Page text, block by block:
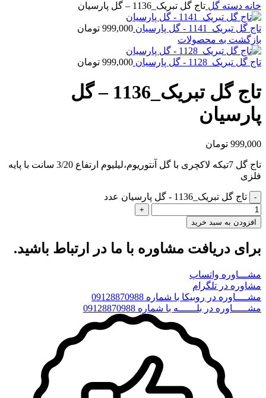
خانه دسته گل تاج گل تبریک_1136 – گل پارسیان
تاج گل تبریک_1141 - گل پارسیان 999,000 تومان
بازگشت به محصولات
تاج گل تبریک_1128 - گل پارسیان 999,000 تومان
تاج گل تبریک_1136 – گل
پارسیان
999,000 تومان
تاج گل 7تیکه لاکچری با گل آنتوریوم،لیلیوم ارتفاع 3/20 سانت با پایه
فلزی
تاج گل تبریک_1136 - گل پارسیان عدد
افزودن به سبد خرید
برای دریافت مشاوره با ما در ارتباط باشید.
مشـــاوره واتساپ
مشاوره در تلگرام
مشــــاوره در روبیکا با شماره 09128870988
مشـــــاوره در بلــــــه با شماره 09128870988